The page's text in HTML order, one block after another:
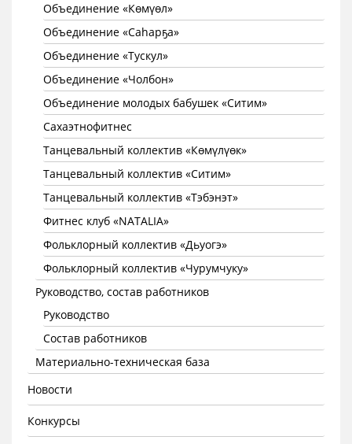
Объединение «Көмүөл»
Объединение «Саhарҕа»
Объединение «Тускул»
Объединение «Чолбон»
Объединение молодых бабушек «Ситим»
Сахаэтнофитнес
Танцевальный коллектив «Көмүлүөк»
Танцевальный коллектив «Ситим»
Танцевальный коллектив «Тэбэнэт»
Фитнес клуб «NATALIA»
Фольклорный коллектив «Дьуогэ»
Фольклорный коллектив «Чурумчуку»
Руководство, состав работников
Руководство
Состав работников
Материально-техническая база
Новости
Конкурсы